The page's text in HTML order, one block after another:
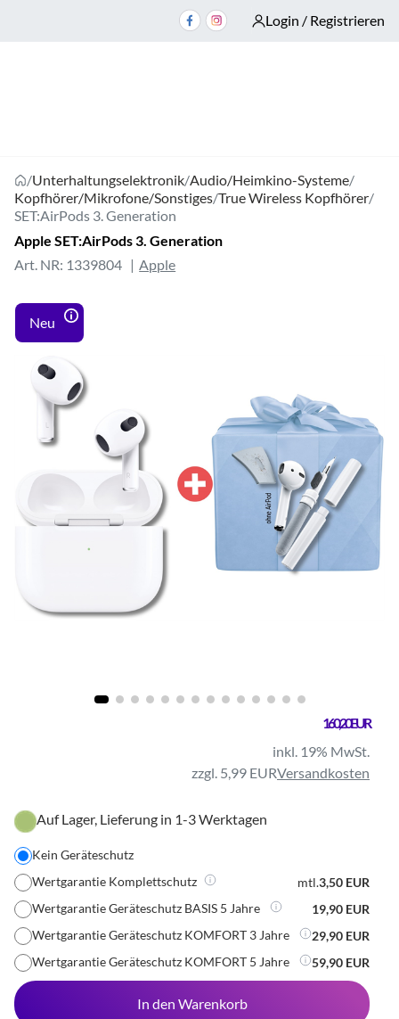
Login / Registrieren
/Unterhaltungselektronik/Audio/Heimkino-Systeme/
Kopfhörer/Mikrofone/Sonstiges/True Wireless Kopfhörer/
SET:AirPods 3. Generation
Apple SET:AirPods 3. Generation
Art. NR: 1339804
Apple
Neu
160,20 EUR
inkl. 19% MwSt.
zzgl. 5,99 EURVersandkosten
Auf Lager, Lieferung in 1-3 Werktagen
Kein Geräteschutz
Wertgarantie Komplettschutz
3,50 EUR
mtl.
Wertgarantie Geräteschutz BASIS 5 Jahre
19,90 EUR
Wertgarantie Geräteschutz KOMFORT 3 Jahre
29,90 EUR
Wertgarantie Geräteschutz KOMFORT 5 Jahre
59,90 EUR
In den Warenkorb